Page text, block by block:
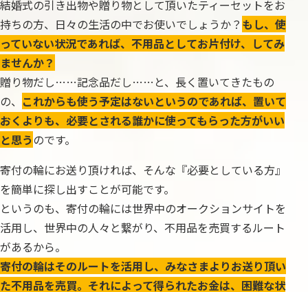
結婚式の引き出物や贈り物として頂いたティーセットをお
持ちの方、日々の生活の中でお使いでしょうか？ もし、使
っていない状況であれば、不用品としてお片付け、してみ
ませんか？
贈り物だし……記念品だし……と、長く置いてきたもの
の、 これからも使う予定はないというのであれば、置いて
おくよりも、必要とされる誰かに使ってもらった方がいい
と思うのです。
寄付の輪にお送り頂ければ、そんな『必要としている方』
を簡単に探し出すことが可能です。
というのも、寄付の輪には世界中のオークションサイトを
活用し、世界中の人々と繋がり、不用品を売買するルート
があるから。
寄付の輪はそのルートを活用し、みなさまよりお送り頂い
た不用品を売買。それによって得られたお金は、困難な状